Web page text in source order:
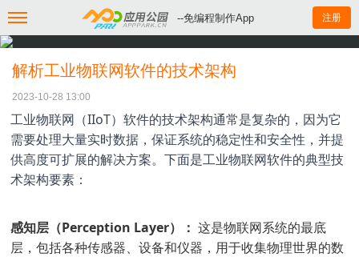
--免编程制作App 注册
解析工业物联网软件的技术架构
2023-10-28 13:00
工业物联网（IIoT）软件的技术架构通常是复杂的，因为它
需要处理大量实时数据，保证系统的稳定性和安全性，并提
供高度可扩展的解决方案。下面是工业物联网软件的典型技
术架构要素：
感知层（Perception Layer）： 这是物联网系统的最底
层，包括各种传感器、设备和仪器，用于收集物理世界的数